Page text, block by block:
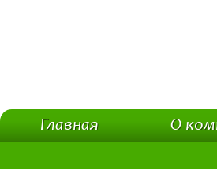
Главная О